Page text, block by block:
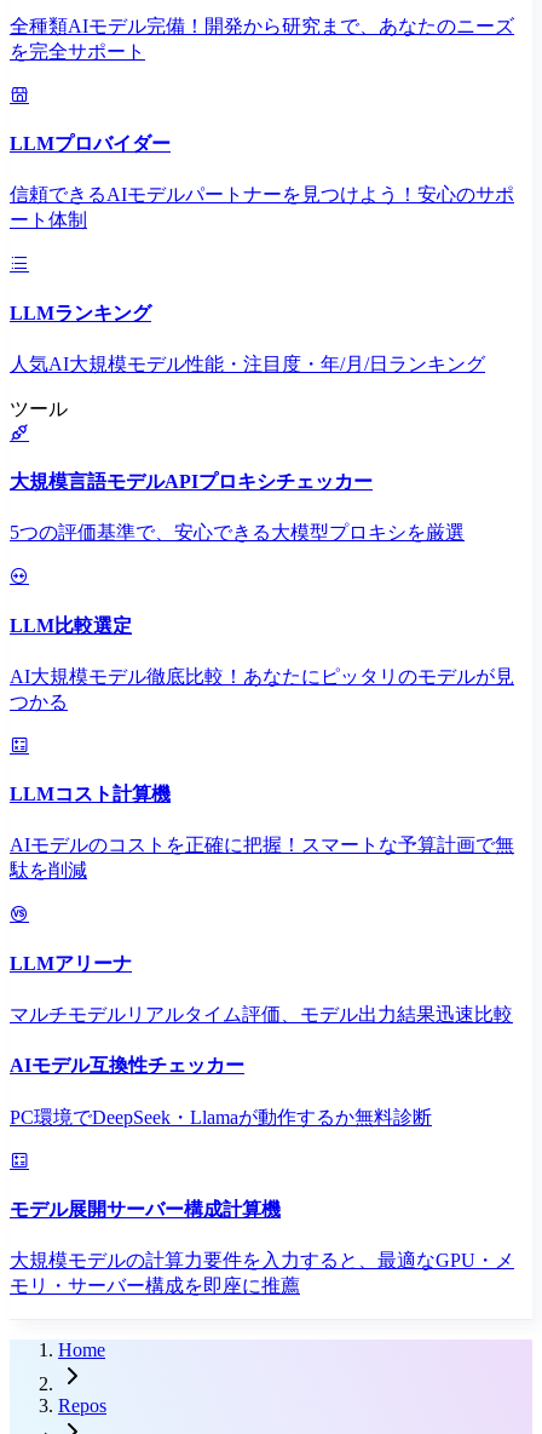
全種類AIモデル完備！開発から研究まで、あなたのニーズ
を完全サポート
LLMプロバイダー
信頼できるAIモデルパートナーを見つけよう！安心のサポ
ート体制
LLMランキング
人気AI大規模モデル性能・注目度・年/月/日ランキング
ツール
大規模言語モデルAPIプロキシチェッカー
5つの評価基準で、安心できる大模型プロキシを厳選
LLM比較選定
AI大規模モデル徹底比較！あなたにピッタリのモデルが見
つかる
LLMコスト計算機
AIモデルのコストを正確に把握！スマートな予算計画で無
駄を削減
LLMアリーナ
マルチモデルリアルタイム評価、モデル出力結果迅速比較
AIモデル互換性チェッカー
PC環境でDeepSeek・Llamaが動作するか無料診断
モデル展開サーバー構成計算機
大規模モデルの計算力要件を入力すると、最適なGPU・メ
モリ・サーバー構成を即座に推薦
Home
Repos